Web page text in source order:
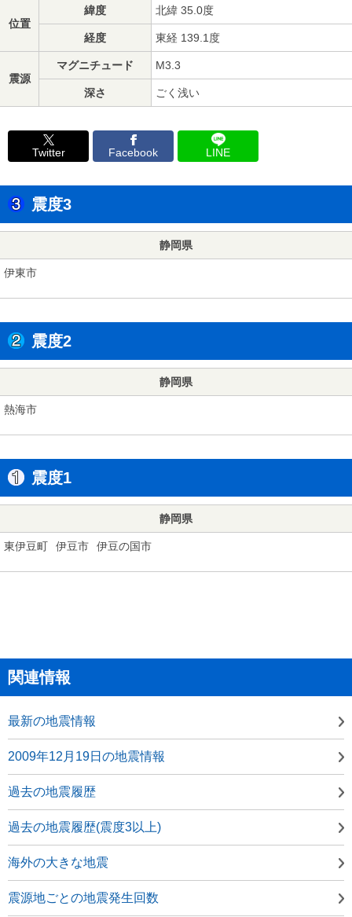
位置
緯度 北緯 35.0度
経度 東経 139.1度
震源
マグニチュード M3.3
深さ ごく浅い
Twitter Facebook LINE
震度3
静岡県
伊東市
震度2
静岡県
熱海市
震度1
静岡県
東伊豆町 伊豆市 伊豆の国市
関連情報
最新の地震情報
2009年12月19日の地震情報
過去の地震履歴
過去の地震履歴(震度3以上)
海外の大きな地震
震源地ごとの地震発生回数